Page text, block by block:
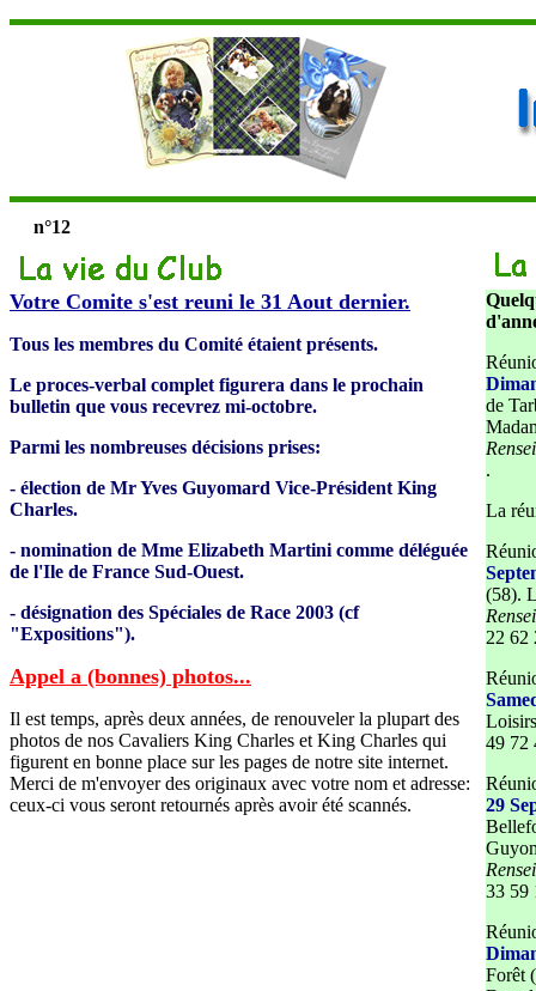
n°12
Votre Comite s'est reuni le 31 Aout dernier.
Tous les membres du Comité étaient présents.
Le proces-verbal complet figurera dans le prochain
bulletin que vous recevrez mi-octobre.
Parmi les nombreuses décisions prises:
- élection de Mr Yves Guyomard Vice-Président King
Charles.
- nomination de Mme Elizabeth Martini comme déléguée
de l'Ile de France Sud-Ouest.
- désignation des Spéciales de Race 2003 (cf
"Expositions").
Appel a (bonnes) photos...
Il est temps, après deux années, de renouveler la plupart des
photos de nos Cavaliers King Charles et King Charles qui
figurent en bonne place sur les pages de notre site internet.
Merci de m'envoyer des originaux avec votre nom et adresse:
ceux-ci vous seront retournés après avoir été scannés.
de
.
La
(58).
22 62
49 72
29
33 59
Forêt